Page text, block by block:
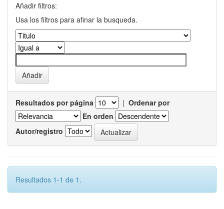
Añadir filtros:
Usa los filtros para afinar la busqueda.
Resultados por página | Ordenar por
En orden
Autor/registro
Resultados 1-1 de 1.